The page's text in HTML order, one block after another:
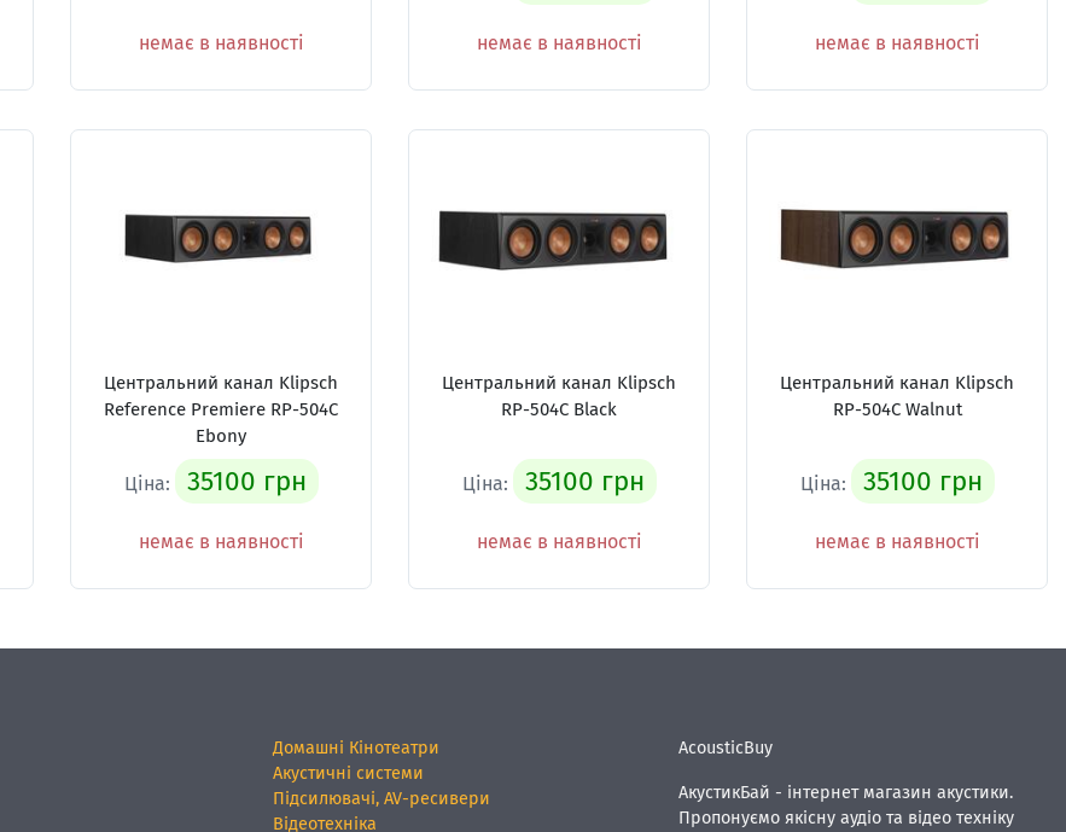
немає в наявності немає в наявності немає в наявності
Центральний канал Klipsch
Reference Premiere RP-504C
Ebony
Ціна: 35100 грн
немає в наявності
Центральний канал Klipsch
RP-504C Black
Ціна: 35100 грн
немає в наявності
Центральний канал Klipsch
RP-504C Walnut
Ціна: 35100 грн
немає в наявності
Домашні Кінотеатри
Акустичні системи
Підсилювачі, AV-ресивери
Відеотехніка
AcousticBuy
АкустикБай - інтернет магазин акустики.
Пропонуємо якісну аудіо та відео техніку